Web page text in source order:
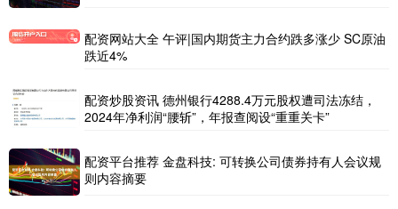
配资网站大全 午评|国内期货主力合约跌多涨少 SC原油
跌近4%
配资炒股资讯 德州银行4288.4万元股权遭司法冻结，
2024年净利润“腰斩”，年报查阅设“重重关卡”
配资平台推荐 金盘科技: 可转换公司债券持有人会议规
则内容摘要